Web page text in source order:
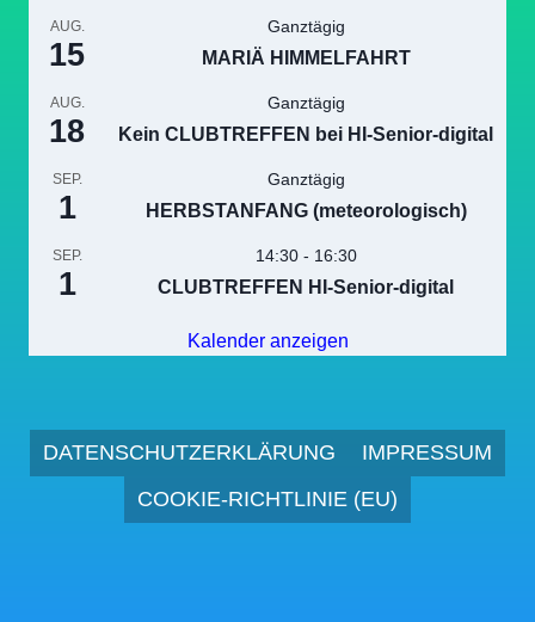
AUG.
15
Ganztägig
MARIÄ HIMMELFAHRT
AUG.
18
Ganztägig
Kein CLUBTREFFEN bei HI-Senior-digital
SEP.
1
Ganztägig
HERBSTANFANG (meteorologisch)
SEP.
1
14:30- 16:30
CLUBTREFFEN HI-Senior-digital
Kalender anzeigen
DATENSCHUTZERKLÄRUNG
IMPRESSUM
COOKIE-RICHTLINIE (EU)